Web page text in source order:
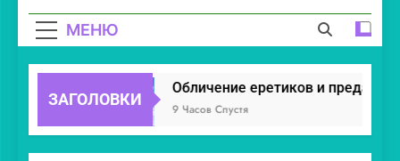
МЕНЮ
ЗАГОЛОВКИ
Обличение еретиков и
9 Часов Спустя